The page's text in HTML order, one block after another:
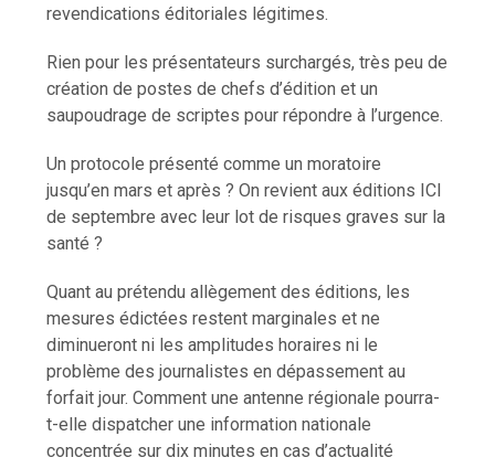
revendications éditoriales légitimes.
Rien pour les présentateurs surchargés, très peu de
création de postes de chefs d’édition et un
saupoudrage de scriptes pour répondre à l’urgence.
Un protocole présenté comme un moratoire
jusqu’en mars et après ? On revient aux éditions ICI
de septembre avec leur lot de risques graves sur la
santé ?
Quant au prétendu allègement des éditions, les
mesures édictées restent marginales et ne
diminueront ni les amplitudes horaires ni le
problème des journalistes en dépassement au
forfait jour. Comment une antenne régionale pourra-
t-elle dispatcher une information nationale
concentrée sur dix minutes en cas d’actualité